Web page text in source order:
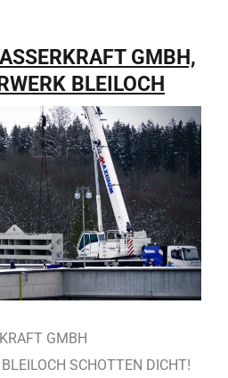
GMBH,
BLEILOCH
GMBH
SCHOTTEN DICHT!